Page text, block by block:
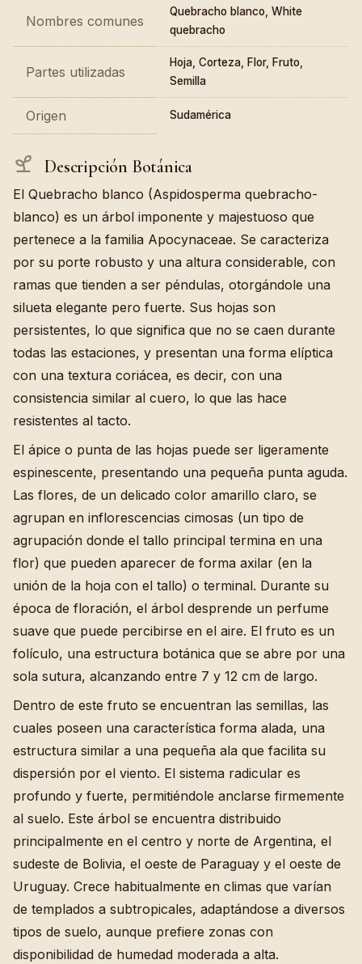
Nombres comunes
Quebracho blanco, White
quebracho
Partes utilizadas
Hoja, Corteza, Flor, Fruto,
Semilla
Origen Sudamérica
Descripción Botánica
El Quebracho blanco (Aspidosperma quebracho-
blanco) es un árbol imponente y majestuoso que
pertenece a la familia Apocynaceae. Se caracteriza
por su porte robusto y una altura considerable, con
ramas que tienden a ser péndulas, otorgándole una
silueta elegante pero fuerte. Sus hojas son
persistentes, lo que significa que no se caen durante
todas las estaciones, y presentan una forma elíptica
con una textura coriácea, es decir, con una
consistencia similar al cuero, lo que las hace
resistentes al tacto.
El ápice o punta de las hojas puede ser ligeramente
espinescente, presentando una pequeña punta aguda.
Las flores, de un delicado color amarillo claro, se
agrupan en inflorescencias cimosas (un tipo de
agrupación donde el tallo principal termina en una
flor) que pueden aparecer de forma axilar (en la
unión de la hoja con el tallo) o terminal. Durante su
época de floración, el árbol desprende un perfume
suave que puede percibirse en el aire. El fruto es un
folículo, una estructura botánica que se abre por una
sola sutura, alcanzando entre 7 y 12 cm de largo.
Dentro de este fruto se encuentran las semillas, las
cuales poseen una característica forma alada, una
estructura similar a una pequeña ala que facilita su
dispersión por el viento. El sistema radicular es
profundo y fuerte, permitiéndole anclarse firmemente
al suelo. Este árbol se encuentra distribuido
principalmente en el centro y norte de Argentina, el
sudeste de Bolivia, el oeste de Paraguay y el oeste de
Uruguay. Crece habitualmente en climas que varían
de templados a subtropicales, adaptándose a diversos
tipos de suelo, aunque prefiere zonas con
disponibilidad de humedad moderada a alta.